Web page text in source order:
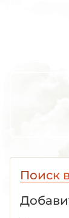
Поиск